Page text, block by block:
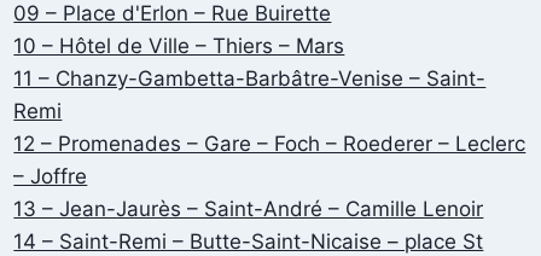
09 – Place d'Erlon – Rue Buirette
10 – Hôtel de Ville – Thiers – Mars
11 – Chanzy-Gambetta-Barbâtre-Venise – Saint-
Remi
12 – Promenades – Gare – Foch – Roederer – Leclerc
– Joffre
13 – Jean-Jaurès – Saint-André – Camille Lenoir
14 – Saint-Remi – Butte-Saint-Nicaise – place St